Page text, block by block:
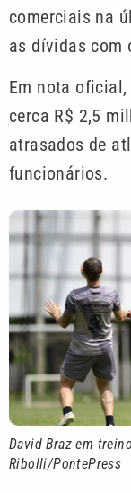
comerciais na
as dívidas com
Em nota
cerca R$ 2,5
atrasados de
funcionários.
David Braz em
Ribolli/PontePress